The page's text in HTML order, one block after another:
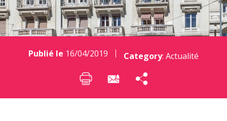
Publié le 16/04/2019 Category: Actualité